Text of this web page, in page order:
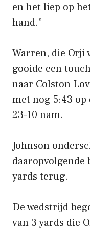
en het liep op
hand.”
Warren, die Orji
gooide een
naar Colston
met nog 5:43 op
23-10 nam.
Johnson
daaropvolgende
yards terug.
De wedstrijd
van 3 yards die